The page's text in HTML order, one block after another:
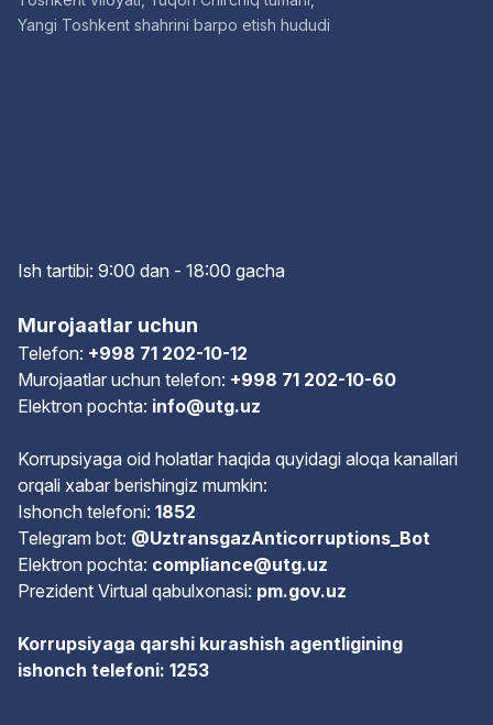
Yangi Toshkent shahrini barpo etish hududi
Ish tartibi: 9:00 dan - 18:00 gacha
Murojaatlar uchun
Telefon: +998 71 202-10-12
Murojaatlar uchun telefon: +998 71 202-10-60
Elektron pochta: info@utg.uz
Korrupsiyaga oid holatlar haqida quyidagi aloqa kanallari
orqali xabar berishingiz mumkin:
Ishonch telefoni: 1852
Telegram bot: @UztransgazAnticorruptions_Bot
Elektron pochta: compliance@utg.uz
Prezident Virtual qabulxonasi: pm.gov.uz
Korrupsiyaga qarshi kurashish agentligining
ishonch telefoni: 1253